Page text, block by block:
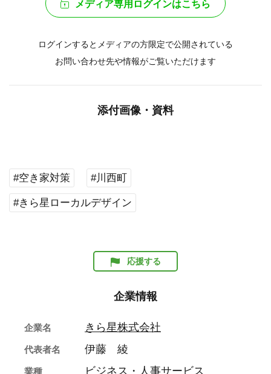
メディア専用ログインはこちら
ログインするとメディアの方限定で公開されている
お問い合わせ先や情報がご覧いただけます
添付画像・資料
#空き家対策 #川西町
#きら星ローカルデザイン
応援する
企業情報
企業名 きら星株式会社
代表者名 伊藤 綾
業種 ビジネス・人事サービス